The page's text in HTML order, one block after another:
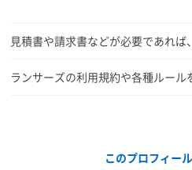
見積書や請求書などが必要であれば
ランサーズの利用規約や各種ルール
このプロフィー